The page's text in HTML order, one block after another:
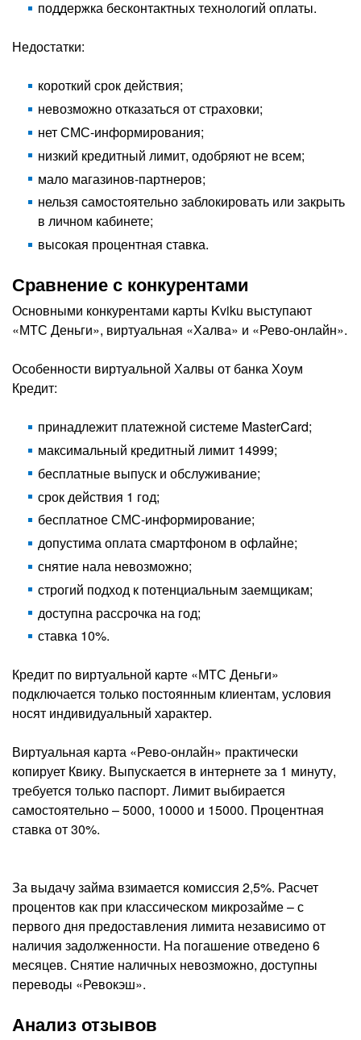
поддержка бесконтактных технологий оплаты.
Недостатки:
короткий срок действия;
невозможно отказаться от страховки;
нет СМС-информирования;
низкий кредитный лимит, одобряют не всем;
мало магазинов-партнеров;
нельзя самостоятельно заблокировать или закрыть
в личном кабинете;
высокая процентная ставка.
Сравнение с конкурентами
Основными конкурентами карты Kviku выступают
«МТС Деньги», виртуальная «Халва» и «Рево-онлайн».
Особенности виртуальной Халвы от банка Хоум
Кредит:
принадлежит платежной системе MasterCard;
максимальный кредитный лимит 14999;
бесплатные выпуск и обслуживание;
срок действия 1 год;
бесплатное СМС-информирование;
допустима оплата смартфоном в офлайне;
снятие нала невозможно;
строгий подход к потенциальным заемщикам;
доступна рассрочка на год;
ставка 10%.
Кредит по виртуальной карте «МТС Деньги»
подключается только постоянным клиентам, условия
носят индивидуальный характер.
Виртуальная карта «Рево-онлайн» практически
копирует Квику. Выпускается в интернете за 1 минуту,
требуется только паспорт. Лимит выбирается
самостоятельно – 5000, 10000 и 15000. Процентная
ставка от 30%.
За выдачу займа взимается комиссия 2,5%. Расчет
процентов как при классическом микрозайме – с
первого дня предоставления лимита независимо от
наличия задолженности. На погашение отведено 6
месяцев. Снятие наличных невозможно, доступны
переводы «Ревокэш».
Анализ отзывов